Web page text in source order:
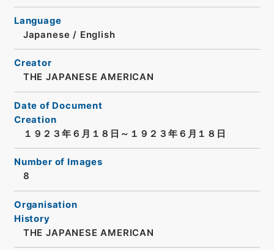
Language
Japanese / English
Creator
THE JAPANESE AMERICAN
Date of Document
Creation
１９２３年６月１８日～１９２３年６月１８日
Number of Images
8
Organisation
History
THE JAPANESE AMERICAN